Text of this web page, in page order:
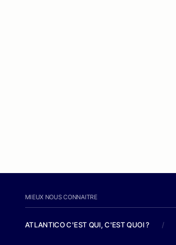
MIEUX NOUS CONNAITRE
ATLANTICO C'EST QUI, C'EST QUOI ? /